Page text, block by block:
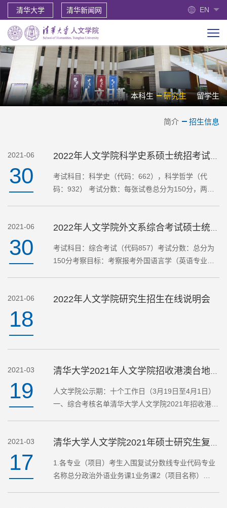
EN
清华大学 清华新闻网
本科生 研究生 留学生
简介 招生信息
2021-06
30
考试科目：科学史（代码：662），科学哲学（代
码：932） 考试分数：每张试卷总分为150分，两张
掌握程度和运用能力…
2021-06
30
考试科目：综合考试（代码857）考试分数：总分为
150分考察目标：考察报考外国语言学（英语专业、
内容：汉英互译、…
2021-06
18
2022年人文学院研究生招生在线说明会
2021-03
19
人文学院公示期：十个工作日（3月19日至4月1日）
一、综合考核名单清华大学人文学院2021年招收港澳
彭颖研010100 哲学…
2021-03
17
1.各专业（项目）考生入围复试分数线专业代码专业
名称总分政治外语业务课1业务课2（项目名称）